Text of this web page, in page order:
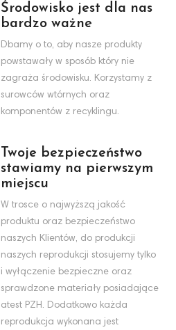
Środowisko jest dla nas
bardzo ważne
Dbamy o to, aby nasze produkty
powstawały w sposób który nie
zagraża środowisku. Korzystamy z
surowców wtórnych oraz
komponentów z recyklingu.
Twoje bezpieczeństwo
stawiamy na pierwszym
miejscu
W trosce o najwyższą jakość
produktu oraz bezpieczeństwo
naszych Klientów, do produkcji
naszych reprodukcji stosujemy tylko
i wyłączenie bezpieczne oraz
sprawdzone materiały posiadające
atest PZH. Dodatkowo każda
reprodukcja wykonana jest